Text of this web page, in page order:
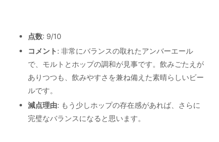
点数: 9/10
コメント : 非常にバランスの取れたアンバーエール
で、モルトとホップの調和が見事です。飲みごたえが
ありつつも、飲みやすさを兼ね備えた素晴らしいビー
ルです。
減点理由: もう少しホップの存在感があれば、さらに
完璧なバランスになると思います。